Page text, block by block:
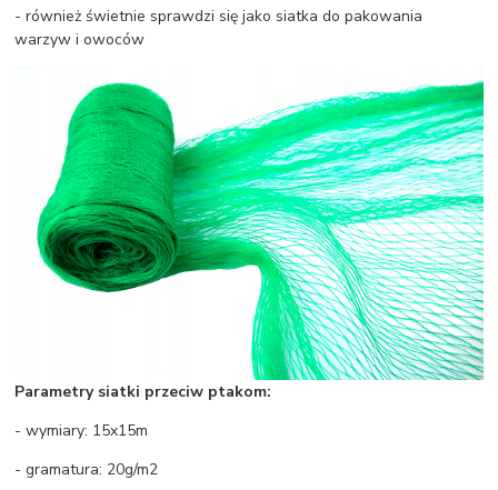
- również świetnie sprawdzi się jako siatka do pakowania
warzyw i owoców
Parametry siatki przeciw ptakom:
- wymiary: 15x15m
- gramatura: 20g/m2